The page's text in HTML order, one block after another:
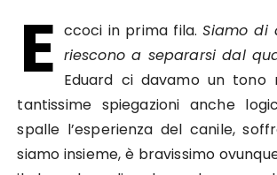
E ccoci in prima fila.Siamo di
riescono a separarsi dal
Eduard ci davamo un tono
tantissime spiegazioni anche
spalle l’esperienza del canile,
siamo insieme, è bravissimo